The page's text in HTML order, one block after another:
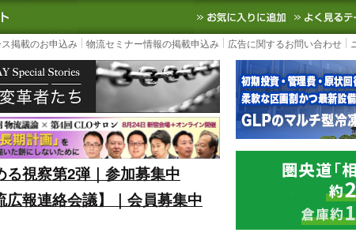
大の物流ニュースサイト3PL, SCMなど国内外の最新の物流ニュースを
お気に入
掲載のお申込み 物流セミナー情報の掲載申込み 広告に関するお問い合わせ
視察第2弾｜参加募集中
報連絡会議】｜会員募集中